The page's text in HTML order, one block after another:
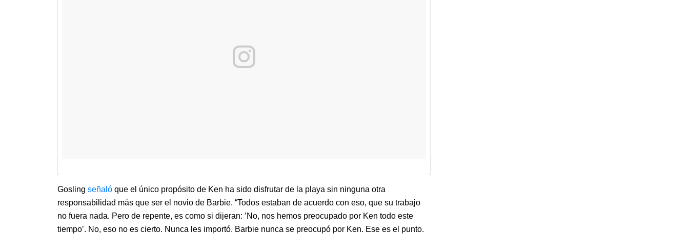
Gosling señaló que el único propósito de Ken ha sido disfrutar de la playa sin ninguna otra
responsabilidad más que ser el novio de Barbie. “Todos estaban de acuerdo con eso, que su trabajo
no fuera nada. Pero de repente, es como si dijeran: ’No, nos hemos preocupado por Ken todo este
tiempo’. No, eso no es cierto. Nunca les importó. Barbie nunca se preocupó por Ken. Ese es el punto.